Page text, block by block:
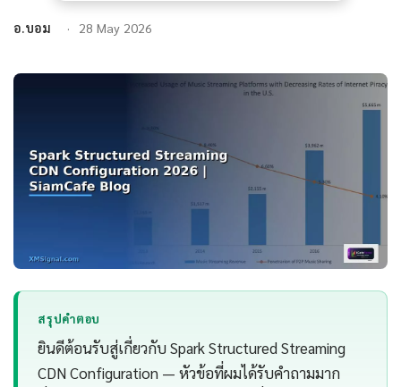
อ.บอม 28 May 2026
สรุปคำตอบ
ยินดีต้อนรับสู่เกี่ยวกับ Spark Structured Streaming
CDN Configuration — หัวข้อที่ผมได้รับคำถามมาก